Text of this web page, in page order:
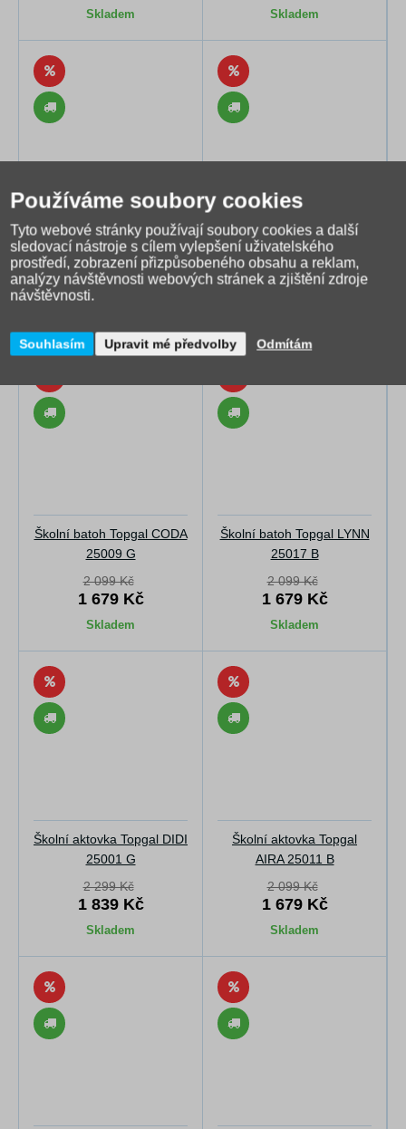
Skladem Skladem
Školní batoh Topgal ENDY
25003 G
1 999 Kč
1 599 Kč
Školní aktovka Topgal
BEBE 25012 B
2 299 Kč
Školní batoh Topgal CODA
25009 G
2 099 Kč
1 679 Kč
Skladem
Školní batoh Topgal LYNN
25017 B
2 099 Kč
1 679 Kč
Skladem
Školní aktovka Topgal DIDI
25001 G
2 299 Kč
1 839 Kč
Skladem
Školní aktovka Topgal
AIRA 25011 B
2 099 Kč
1 679 Kč
Skladem
Používáme soubory cookies
Tyto webové stránky používají soubory cookies a další
sledovací nástroje s cílem vylepšení uživatelského
prostředí, zobrazení přizpůsobeného obsahu a reklam,
analýzy návštěvnosti webových stránek a zjištění zdroje
návštěvnosti.
Souhlasím Upravit mé předvolby Odmítám